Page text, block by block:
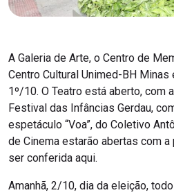
A Galeria de Arte, o Centro de
Centro Cultural Unimed-BH
1º/10. O Teatro está aberto, com
Festival das Infâncias Gerdau,
espetáculo “Voa”, do Coletivo
de Cinema estarão abertas com
ser conferida aqui.
Amanhã, 2/10, dia da eleição,